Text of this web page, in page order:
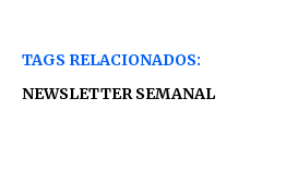
TAGS RELACIONADOS:
NEWSLETTER SEMANAL